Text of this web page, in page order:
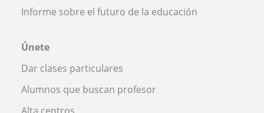
Informe sobre el futuro de la educación
Únete
Dar clases particulares
Alumnos que buscan profesor